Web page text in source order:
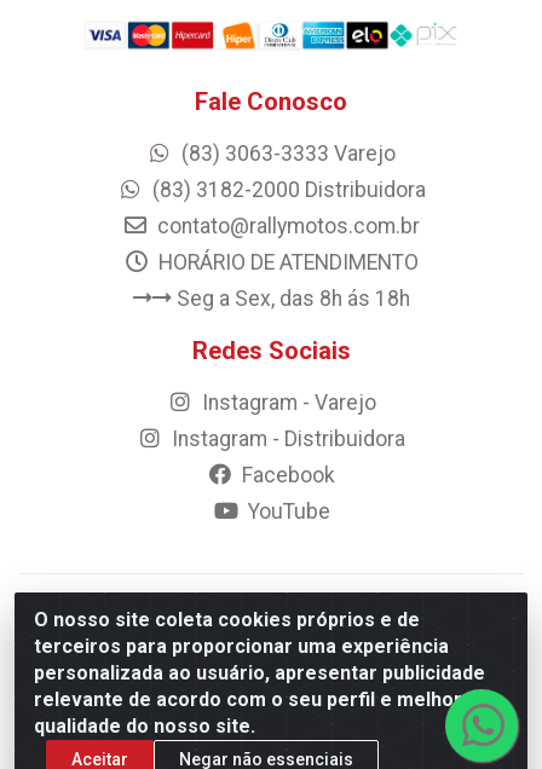
O nosso site coleta cookies próprios e de
terceiros para proporcionar uma experiência
personalizada ao usuário, apresentar publicidade
relevante de acordo com o seu perfil e melhorar a
qualidade do nosso site.
Aceitar Negar não essenciais
Fale Conosco
(83) 3063-3333 Varejo
(83) 3182-2000 Distribuidora
contato@rallymotos.com.br
HORÁRIO DE ATENDIMENTO
Seg a Sex, das 8h ás 18h
Redes Sociais
Instagram - Varejo
Instagram - Distribuidora
Facebook
YouTube
© 2023 Rally Motos - todos os direitos reservados.
Razão Social: Rally motos distribuidora, importadora e
transportadora de peças LTDA - CNPJ 09.262.859/0001-43 -
Rua Vigário Calixto 2900 - Catolé, Campina Grande/PB